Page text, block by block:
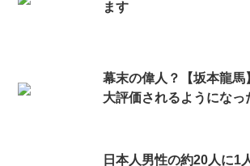
ます
幕末の偉人？【坂本龍馬
大評価されるようになっ
日本人男性の約20人に1